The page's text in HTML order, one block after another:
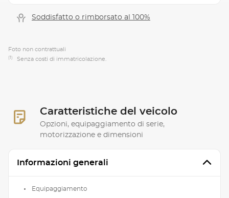
Soddisfatto o rimborsato al 100%
Foto non contrattuali
(1) Senza costi di immatricolazione.
Caratteristiche del veicolo
Opzioni, equipaggiamento di serie,
motorizzazione e dimensioni
Informazioni generali
Equipaggiamento